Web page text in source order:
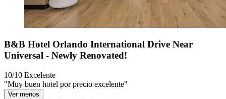
B&B Hotel Orlando International Drive Near
Universal - Newly Renovated!
10/10 Excelente
"Muy buen hotel por precio excelente"
Ver menos